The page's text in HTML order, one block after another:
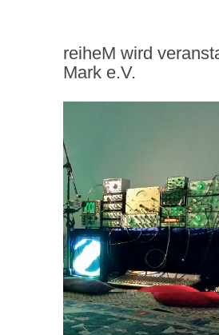
reiheM wird
Mark e.V.